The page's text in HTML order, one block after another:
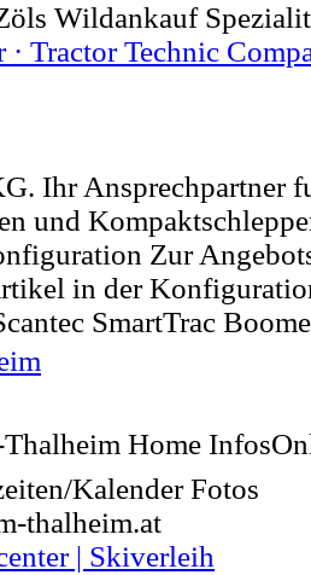
Wildankauf
· Tractor Technic
Ihr Ansprechpartner
und
Zur
in der
SmartTrac
Thalheim Home
Kalender Fotos
thalheim.at
| Skiverleih